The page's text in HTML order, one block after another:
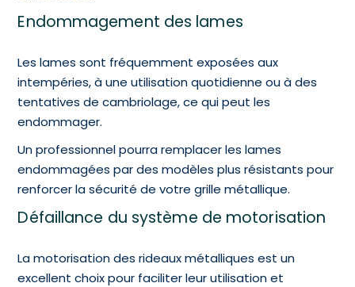
Endommagement des lames
Les lames sont fréquemment exposées aux
intempéries, à une utilisation quotidienne ou à des
tentatives de cambriolage, ce qui peut les
endommager.
Un professionnel pourra remplacer les lames
endommagées par des modèles plus résistants pour
renforcer la sécurité de votre grille métallique.
Défaillance du système de motorisation
La motorisation des rideaux métalliques est un
excellent choix pour faciliter leur utilisation et